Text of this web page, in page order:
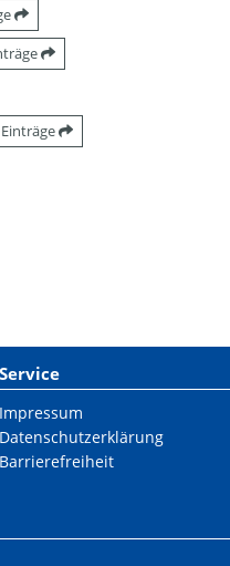
Service
Impressum
Datenschutzerklärung
Barrierefreiheit